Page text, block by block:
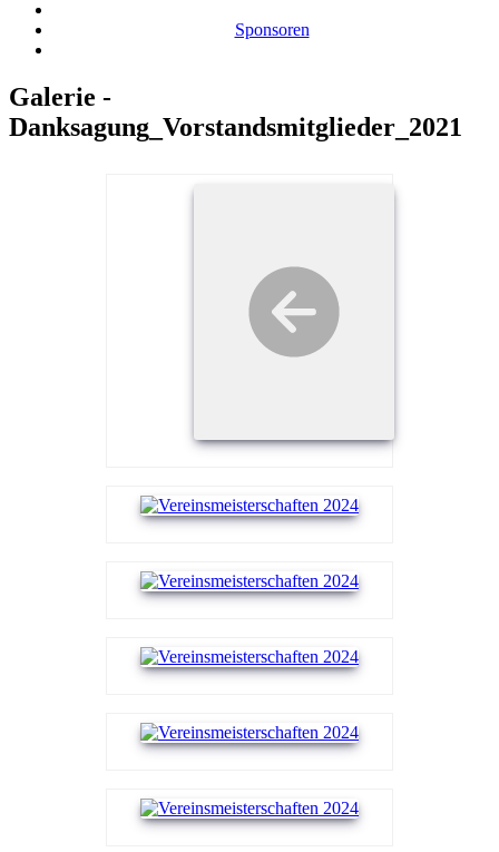
Sponsoren
Galerie -
Danksagung_Vorstandsmitglieder_2021